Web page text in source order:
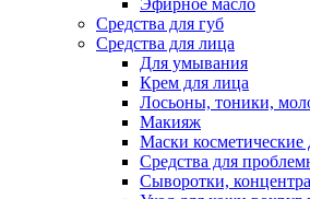
Эфирное масло
Средства для губ
Средства для лица
Для умывания
Крем для лица
Лосьоны, тоники,
Макияж
Маски косметические
Средства для
Сыворотки,